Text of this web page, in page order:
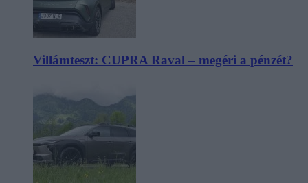
Villámteszt: CUPRA Raval – megéri a pénzét?